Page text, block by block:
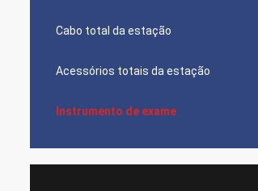
Cabo total da estação
Acessórios totais da estação
Instrumento de exame